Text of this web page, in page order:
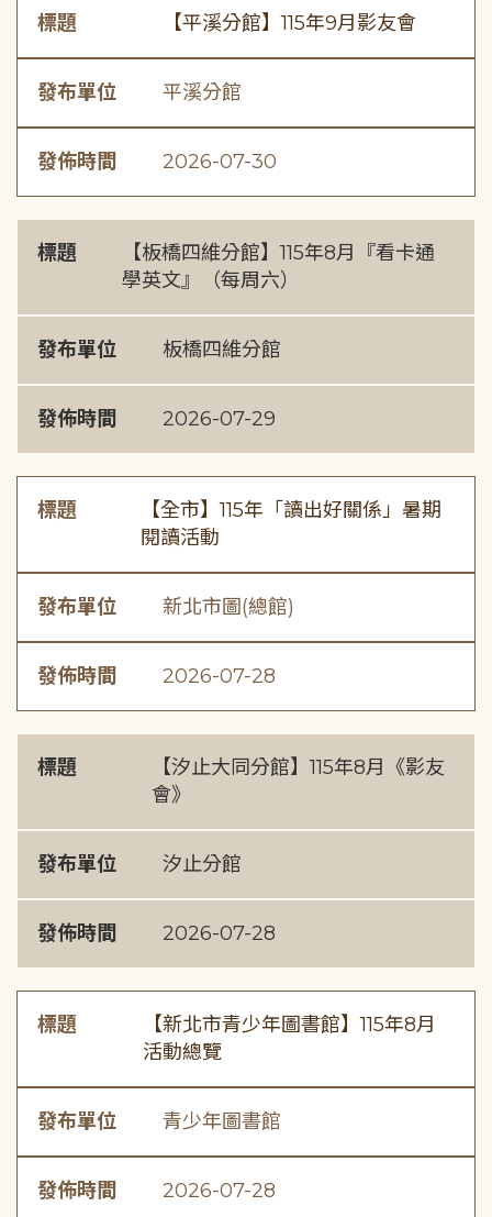
標題 【平溪分館】115年9月影友會
發布單位 平溪分館
發佈時間 2026-07-30
標題
【板橋四維分館】115年8月『看卡通
學英文』（每周六）
發布單位 板橋四維分館
發佈時間 2026-07-29
標題
【全市】115年「讀出好關係」暑期
閱讀活動
發布單位 新北市圖(總館)
發佈時間 2026-07-28
標題
【汐止大同分館】115年8月《影友
會》
發布單位 汐止分館
發佈時間 2026-07-28
標題
【新北市青少年圖書館】115年8月
活動總覽
發布單位 青少年圖書館
發佈時間 2026-07-28